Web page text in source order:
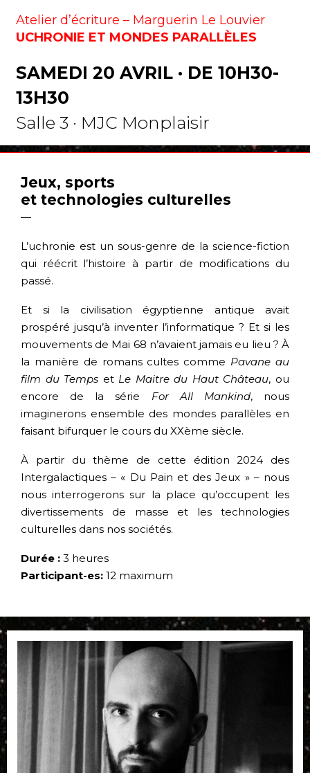
Atelier d’écriture – Marguerin Le Louvier
UCHRONIE ET MONDES PARALLÈLES
SAMEDI 20 AVRIL · DE 10H30-
13H30
Salle 3 · MJC Monplaisir
Jeux, sports
et technologies culturelles
—
L’uchronie est un sous-genre de la science-fiction
qui réécrit l’histoire à partir de modifications du
passé.
Et si la civilisation égyptienne antique avait
prospéré jusqu’à inventer l’informatique ? Et si les
mouvements de Mai 68 n’avaient jamais eu lieu ? À
la manière de romans cultes comme Pavane au
film du Temps et Le Maitre du Haut Château, ou
encore de la série For All Mankind, nous
imaginerons ensemble des mondes parallèles en
faisant bifurquer le cours du XXème siècle.
À partir du thème de cette édition 2024 des
Intergalactiques – « Du Pain et des Jeux » – nous
nous interrogerons sur la place qu’occupent les
divertissements de masse et les technologies
culturelles dans nos sociétés.
Durée : 3 heures
Participant-es: 12 maximum